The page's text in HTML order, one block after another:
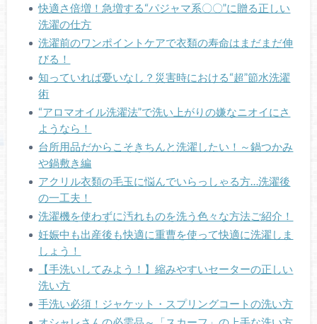
快適さ倍増！急増する“パジャマ系〇〇”に贈る正しい
洗濯の仕方
洗濯前のワンポイントケアで衣類の寿命はまだまだ伸
びる！
知っていれば憂いなし？災害時における“超”節水洗濯
術
“アロマオイル洗濯法”で洗い上がりの嫌なニオイにさ
ようなら！
台所用品だからこそきちんと洗濯したい！～鍋つかみ
や鍋敷き編
アクリル衣類の毛玉に悩んでいらっしゃる方…洗濯後
の一工夫！
洗濯機を使わずに汚れものを洗う色々な方法ご紹介！
妊娠中も出産後も快適に重曹を使って快適に洗濯しま
しょう！
【手洗いしてみよう！】縮みやすいセーターの正しい
洗い方
手洗い必須！ジャケット・スプリングコートの洗い方